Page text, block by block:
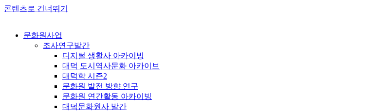
콘텐츠로 건너뛰기
문화원사업
조사연구발간
디지털 생활사 아카이빙
대덕 도시역사문화 아카이브
대덕학 시즌2
문화원 발전 방향 연구
문화원 연간활동 아카이빙
대덕문화원사 발간